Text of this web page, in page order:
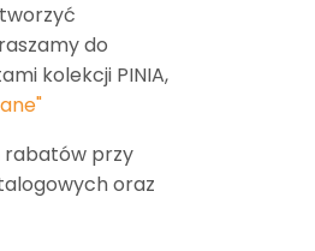
do
kolekcji PINIA,
rabatów przy
oraz